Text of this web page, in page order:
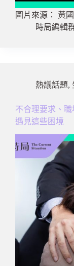
圖片來源： 黃
時局編輯
熱議話題,
不合理要求、
遇見這些困境